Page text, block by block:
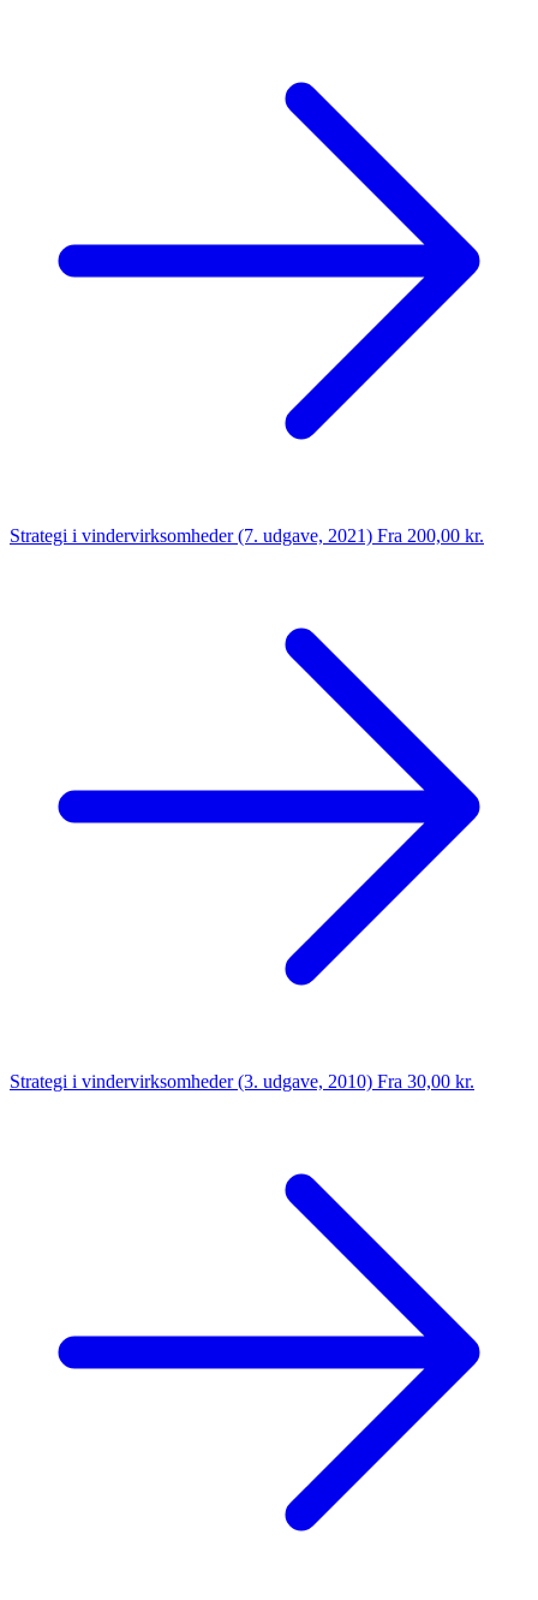
Strategi i vindervirksomheder (7. udgave, 2021) Fra 200,00 kr.
Strategi i vindervirksomheder (3. udgave, 2010) Fra 30,00 kr.